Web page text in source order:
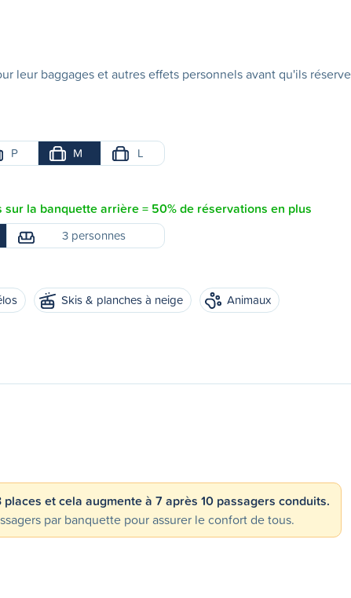
leur baggages et autres effets personnels avant qu'ils
P M L
la banquette arrière = 50% de réservations en plus
3 personnes
Skis & planches à neige Animaux
et cela augmente à 7 après 10 passagers conduits.
par banquette pour assurer le confort de tous.